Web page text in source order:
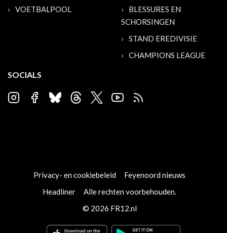
VOETBALPOOL
BLESSURES EN
SCHORSINGEN
STAND EREDIVISIE
CHAMPIONS LEAGUE
SOCIALS
Privacy- en cookiebeleid
Feyenoord nieuws
Headliner
Alle rechten voorbehouden.
© 2026 FR12.nl